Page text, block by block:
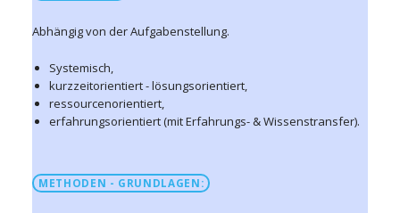
Abhängig von der Aufgabenstellung.
Systemisch,
kurzzeitorientiert - lösungsorientiert,
ressourcenorientiert,
erfahrungsorientiert (mit Erfahrungs- & Wissenstransfer).
METHODEN - GRUNDLAGEN: